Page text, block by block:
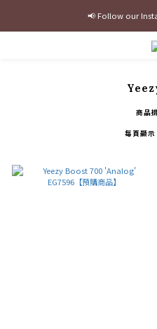
最新三方聯名倒鉤
📢 Follow our
加入官網會員
商品
每頁顯